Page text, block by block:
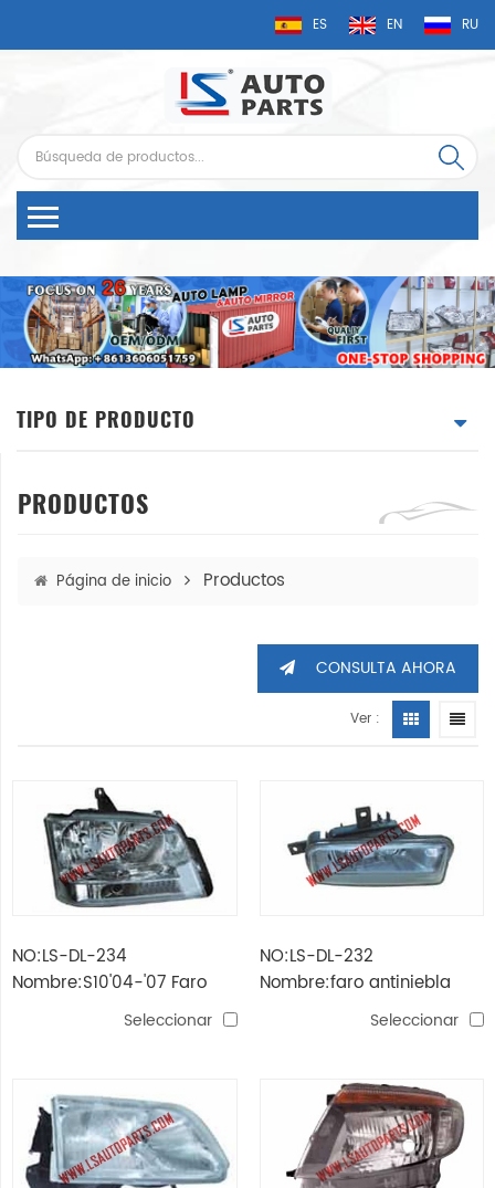
ES EN RU
TIPO DE PRODUCTO
PRODUCTOS
Página de inicio Productos
CONSULTA AHORA
Ver :
NO:LS-DL-234
Nombre:S10'04-'07 Faro
Seleccionar
NO:LS-DL-232
Nombre:faro antiniebla
Seleccionar